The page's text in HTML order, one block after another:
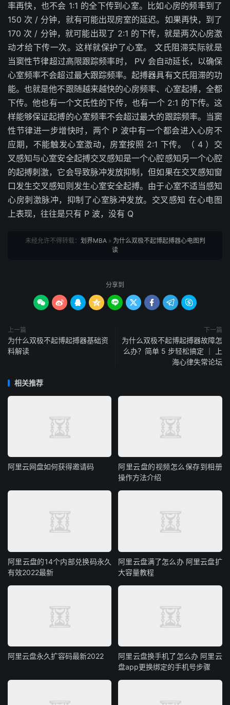
率再快，也不会 1:1 的全下传到心室。比如心房的频率到了
150 次 / 分钟，就有可能出现房室的延迟。如果再快，到了
170 次 / 分钟，就可能出现了 2:1 的下传，就是两次心房激
动才给下传一次。这样就保护了心室。 文氏阻滞实际就是
当窦性节律超过高限跟踪频率时， PV 会自动延长，以确保
心室频率不会超过最大跟踪频率。起搏器具有文氏阻滞的功
能。也就是他不跟随越来越快的心房频率、心室起搏，全都
下传。他也有一个文氏性的下传，也有一个 2:1 的下传。这
样能够保证起搏的心室频率不会超过最大的跟踪频率。当窦
性节律进一步增快时，两个 P 波中有一个都会进入心房不
应期，不能触发心室激动，房室按照 2:1 下传。（ 4 ）交
叉感知与心室安全起搏交叉感知是一个心腔感知另一个心腔
的起搏刺激，它会导致脉冲发放抑制，但如果在交叉感知窗
口发生交叉感知则发生心室安全起搏。由于心室不适当感知
心房刺激脉冲，抑制了心室脉冲发放。交叉感知 在心电图
上表现，往往是只有 P 波，没有 Q
未经允许不得转载： 划界MBA» 为什么双极不起博起搏器心电图判
读
分享到
        
上一篇
为什么双极不起博起搏器基础资
料解读
下一篇
为什么双极不起博起搏器故障怎
么办？简单 5 步轻松搞定 ｜ 上
海心律失常论坛
相关推荐
阿里云网盘如何获得邀请码
阿里云盘的视频怎么保存到相册
操作方法介绍
阿里云盘的14个内部兑换码永久
有效2022最新
阿里云盘满了怎么办 阿里云盘扩
大容量教程
阿里云盘永久扩容码最新2022
阿里云盘换手机了怎么办 阿里云
盘app更换绑定的手机号步骤